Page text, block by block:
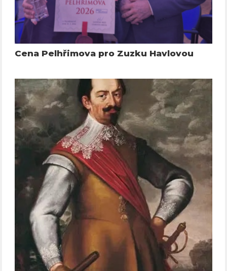
Cena Pelhřimova pro Zuzku Havlovou